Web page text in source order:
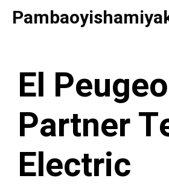
Saltar
El
Partner
Electric